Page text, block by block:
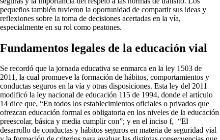
pequeños también tuvieron la oportunidad de compartir sus ideas y
reflexiones sobre la toma de decisiones acertadas en la vía,
especialmente en su rol como peatones.
Fundamentos legales de la educación vial
Se recordó que la jornada educativa se enmarca en la ley 1503 de
2011, la cual promueve la formación de hábitos, comportamientos y
conductas seguros en la vía y otras disposiciones. Esta ley del 2011
modificó la ley nacional de educación 115 de 1994, donde el artículo
14 dice que, “En todos los establecimientos oficiales o privados que
ofrezcan educación formal es obligatoria en los niveles de la educación
preescolar, básica y media cumplir con”; y en el inciso f, “El
desarrollo de conductas y hábitos seguros en materia de seguridad vial